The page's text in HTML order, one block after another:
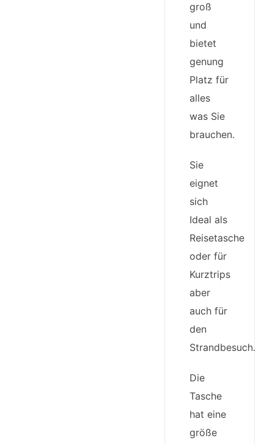
groß
und
bietet
genung
Platz für
alles
was Sie
brauchen.
Sie
eignet
sich
Ideal als
Reisetasche
oder für
Kurztrips
aber
auch für
den
Strandbesuch.
Die
Tasche
hat eine
größe